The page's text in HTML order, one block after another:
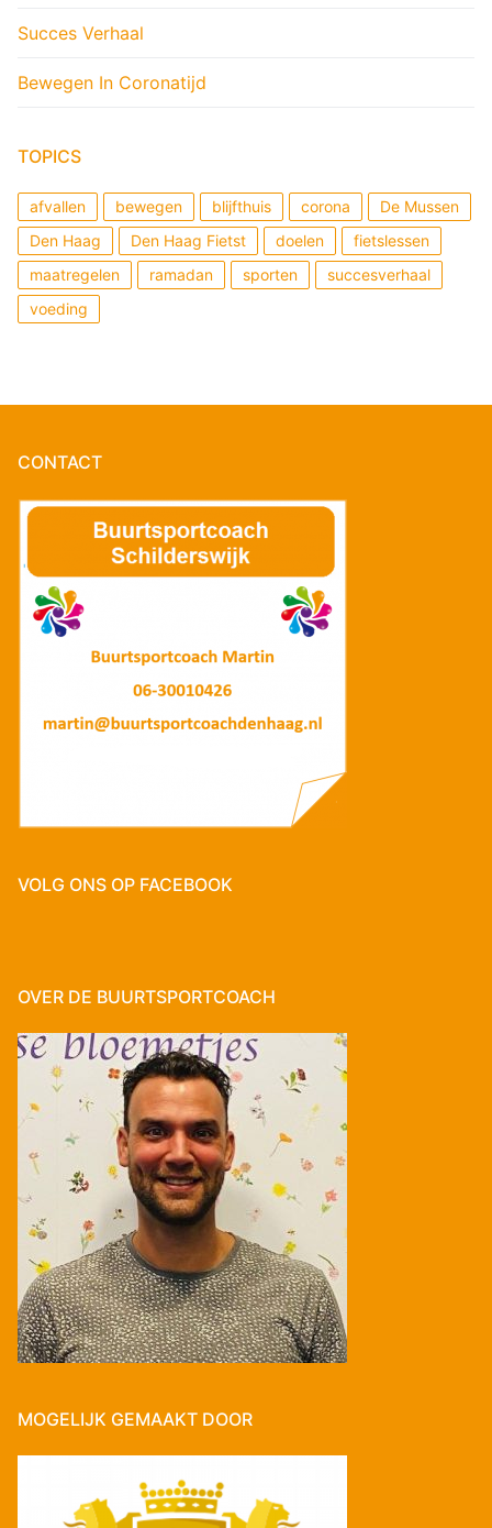
Succes Verhaal
Bewegen In Coronatijd
TOPICS
afvallen bewegen blijfthuis corona
De Mussen
Den Haag
Den Haag Fietst doelen
fietslessen
maatregelen
ramadan sporten
succesverhaal
voeding
CONTACT
VOLG ONS OP FACEBOOK
OVER DE BUURTSPORTCOACH
MOGELIJK GEMAAKT DOOR